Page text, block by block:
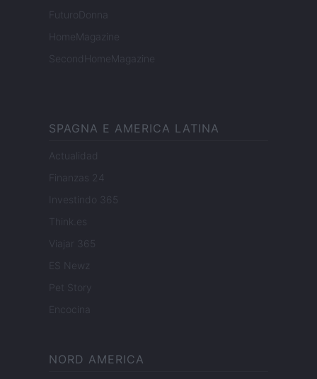
FuturoDonna
HomeMagazine
SecondHomeMagazine
SPAGNA E AMERICA LATINA
Actualidad
Finanzas 24
Investindo 365
Think.es
Viajar 365
ES Newz
Pet Story
Encocina
NORD AMERICA